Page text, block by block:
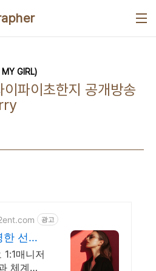
MY GIRL)
파이초한지 공개방송
광고
선택,
시 모집
매니저
체계적